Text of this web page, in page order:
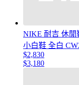
NIKE 耐吉 休閒
小白鞋 全白
$2,830
$3,180